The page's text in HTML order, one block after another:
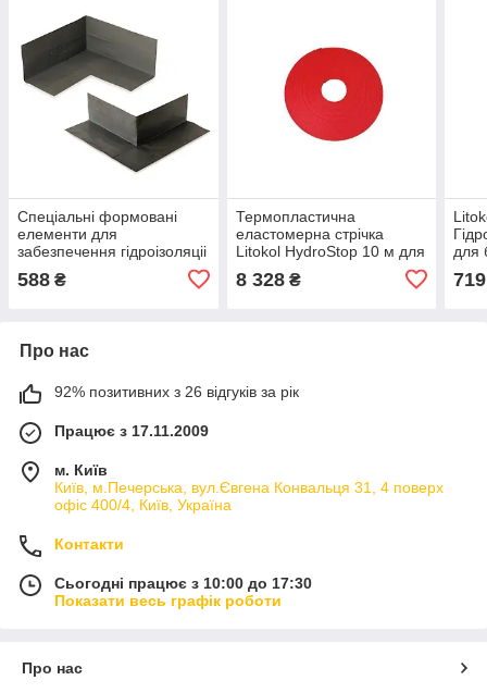
Спеціальні формовані
елементи для
забезпечення гідроізоляціі
кутів і країв у басейнах, на
терасах, у душових
588 ₴
Термопластична
еластомерна стрічка
Litokol HydroStop 10 м для
8 328₴
для
719
Про нас
92% позитивних з 26 відгуків за рік
Працює з 17.11.2009
м. Київ
Київ, м.Печерська, вул.Євгена Конвальця 31, 4 поверх
офіс 400/4, Київ, Україна
Контакти
Сьогодні працює з 10:00 до 17:30
Показати весь графік роботи
Про нас